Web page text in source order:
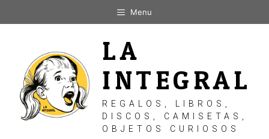
al
Menu
LA
INTEGRAL
REGALOS, LIBROS,
DISCOS, CAMISETAS,
OBJETOS CURIOSOS